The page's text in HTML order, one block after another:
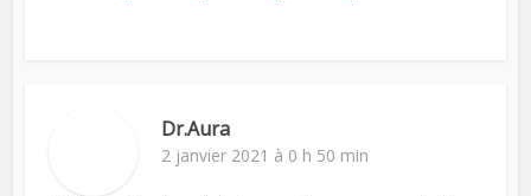
Dr.Aura
2 janvier 2021 à 0 h 50 min